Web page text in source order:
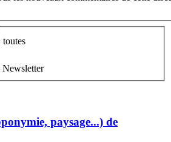
toutes
Newsletter
paysage...) de